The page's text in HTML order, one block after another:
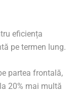
eficiența
pe termen lung.
partea frontală,
20% mai multă